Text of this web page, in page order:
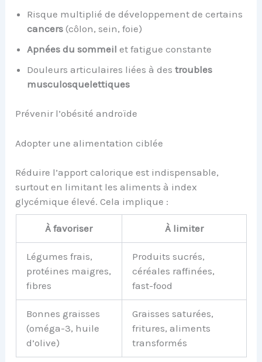
Risque multiplié de développement de certains
cancers (côlon, sein, foie)
Apnées du sommeil et fatigue constante
Douleurs articulaires liées à destroubles
musculosquelettiques
Prévenir l’obésité androïde
Adopter une alimentation ciblée
Réduire l’apport calorique est indispensable,
surtout en limitant les aliments à index
glycémique élevé. Cela implique :
À favoriser À limiter
Légumes frais,
protéines maigres,
fibres
Produits sucrés,
céréales raffinées,
fast-food
Bonnes graisses
(oméga-3, huile
d’olive)
Graisses saturées,
fritures, aliments
transformés